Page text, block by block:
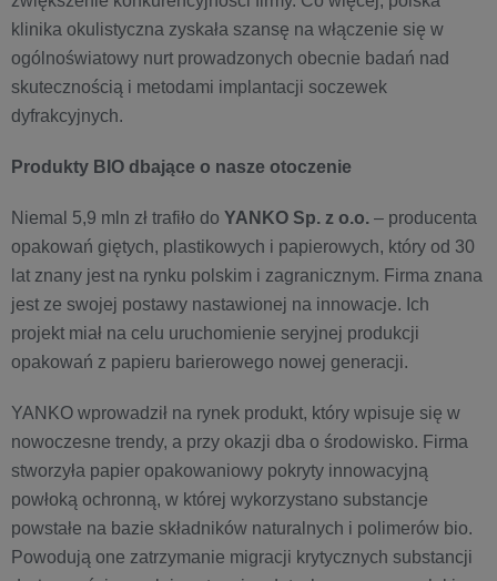
klinika okulistyczna zyskała szansę na włączenie się w
ogólnoświatowy nurt prowadzonych obecnie badań nad
skutecznością i metodami implantacji soczewek
dyfrakcyjnych.
Produkty BIO dbające o nasze otoczenie
Niemal 5,9 mln zł trafiło do YANKO Sp. z o.o. – producenta
opakowań giętych, plastikowych i papierowych, który od 30
lat znany jest na rynku polskim i zagranicznym. Firma znana
jest ze swojej postawy nastawionej na innowacje. Ich
projekt miał na celu uruchomienie seryjnej produkcji
opakowań z papieru barierowego nowej generacji.
YANKO wprowadził na rynek produkt, który wpisuje się w
nowoczesne trendy, a przy okazji dba o środowisko. Firma
stworzyła papier opakowaniowy pokryty innowacyjną
powłoką ochronną, w której wykorzystano substancje
powstałe na bazie składników naturalnych i polimerów bio.
Powodują one zatrzymanie migracji krytycznych substancji